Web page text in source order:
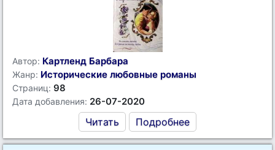
Автор: Картленд Барбара
Жанр: Исторические любовные романы
Страниц: 98
Дата добавления: 26-07-2020
Читать Подробнее